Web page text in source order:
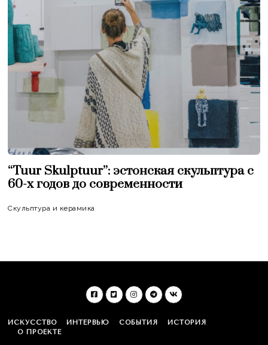
“Tuur Skulptuur”: эстонская скульптура c
60-х годов до современности
Скульптура и керамика
ИСКУССТВО ИНТЕРВЬЮ СОБЫТИЯ
ИСТОРИЯ
О ПРОЕКТЕ